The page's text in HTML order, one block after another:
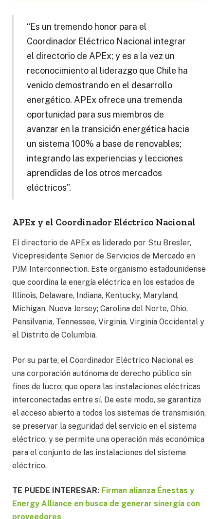
“Es un tremendo honor para el
Coordinador Eléctrico Nacional integrar
el directorio de APEx; y es a la vez un
reconocimiento al liderazgo que Chile ha
venido demostrando en el desarrollo
energético. APEx ofrece una tremenda
oportunidad para sus miembros de
avanzar en la transición energética hacia
un sistema 100% a base de renovables;
integrando las experiencias y lecciones
aprendidas de los otros mercados
eléctricos”.
APEx y el Coordinador Eléctrico Nacional
El directorio de APEx es liderado por Stu Bresler,
Vicepresidente Senior de Servicios de Mercado en
PJM Interconnection. Este organismo estadounidense
que coordina la energía eléctrica en los estados de
Illinois, Delaware, Indiana, Kentucky, Maryland,
Michigan, Nueva Jersey; Carolina del Norte, Ohio,
Pensilvania, Tennessee, Virginia, Virginia Occidental y
el Distrito de Columbia.
Por su parte, el Coordinador Eléctrico Nacional es
una corporación autónoma de derecho público sin
fines de lucro; que opera las instalaciones eléctricas
interconectadas entre sí. De este modo, se garantiza
el acceso abierto a todos los sistemas de transmisión,
se preservar la seguridad del servicio en el sistema
eléctrico; y se permite una operación más económica
para el conjunto de las instalaciones del sistema
eléctrico.
TE PUEDE INTERESAR: Firman alianza Énestas y
Energy Alliance en busca de generar sinergia con
proveedores